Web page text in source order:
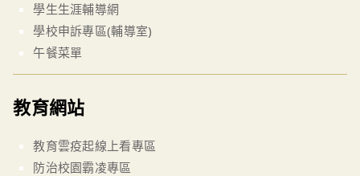
學生生涯輔導網
學校申訴專區(輔導室)
午餐菜單
教育網站
教育雲疫起線上看專區
防治校園霸凌專區